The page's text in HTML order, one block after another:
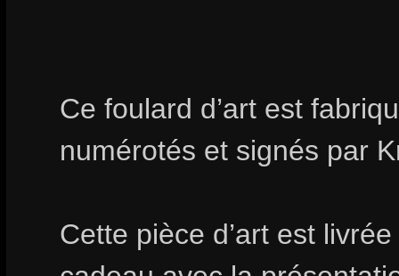
Ce foulard d’art est
numérotés et signés par
Cette pièce d’art est